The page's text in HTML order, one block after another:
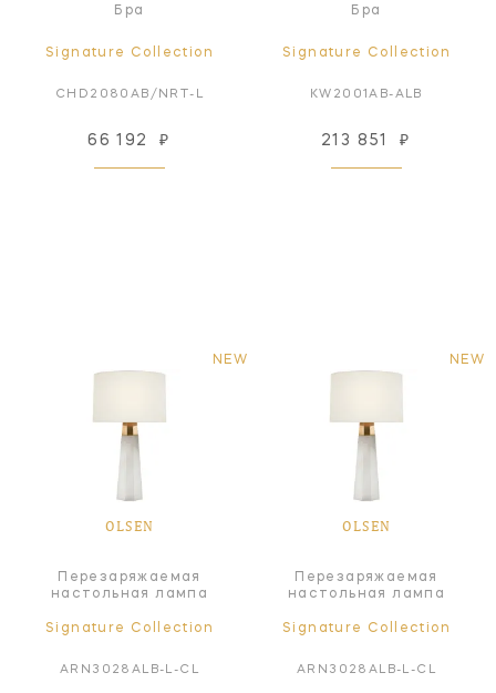
Бра
Signature Collection
CHD2080AB/NRT-L
66 192 ₽
Бра
Signature Collection
KW2001AB-ALB
213 851 ₽
NEW
OLSEN
Перезаряжаемая
настольная лампа
Signature Collection
ARN3028ALB-L-CL
NEW
OLSEN
Перезаряжаемая
настольная лампа
Signature Collection
ARN3028ALB-L-CL